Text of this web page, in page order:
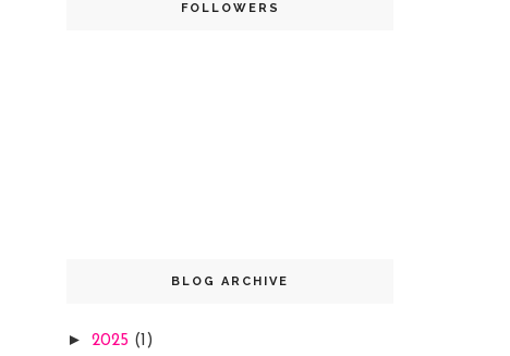
FOLLOWERS
BLOG ARCHIVE
► 2025 (1)